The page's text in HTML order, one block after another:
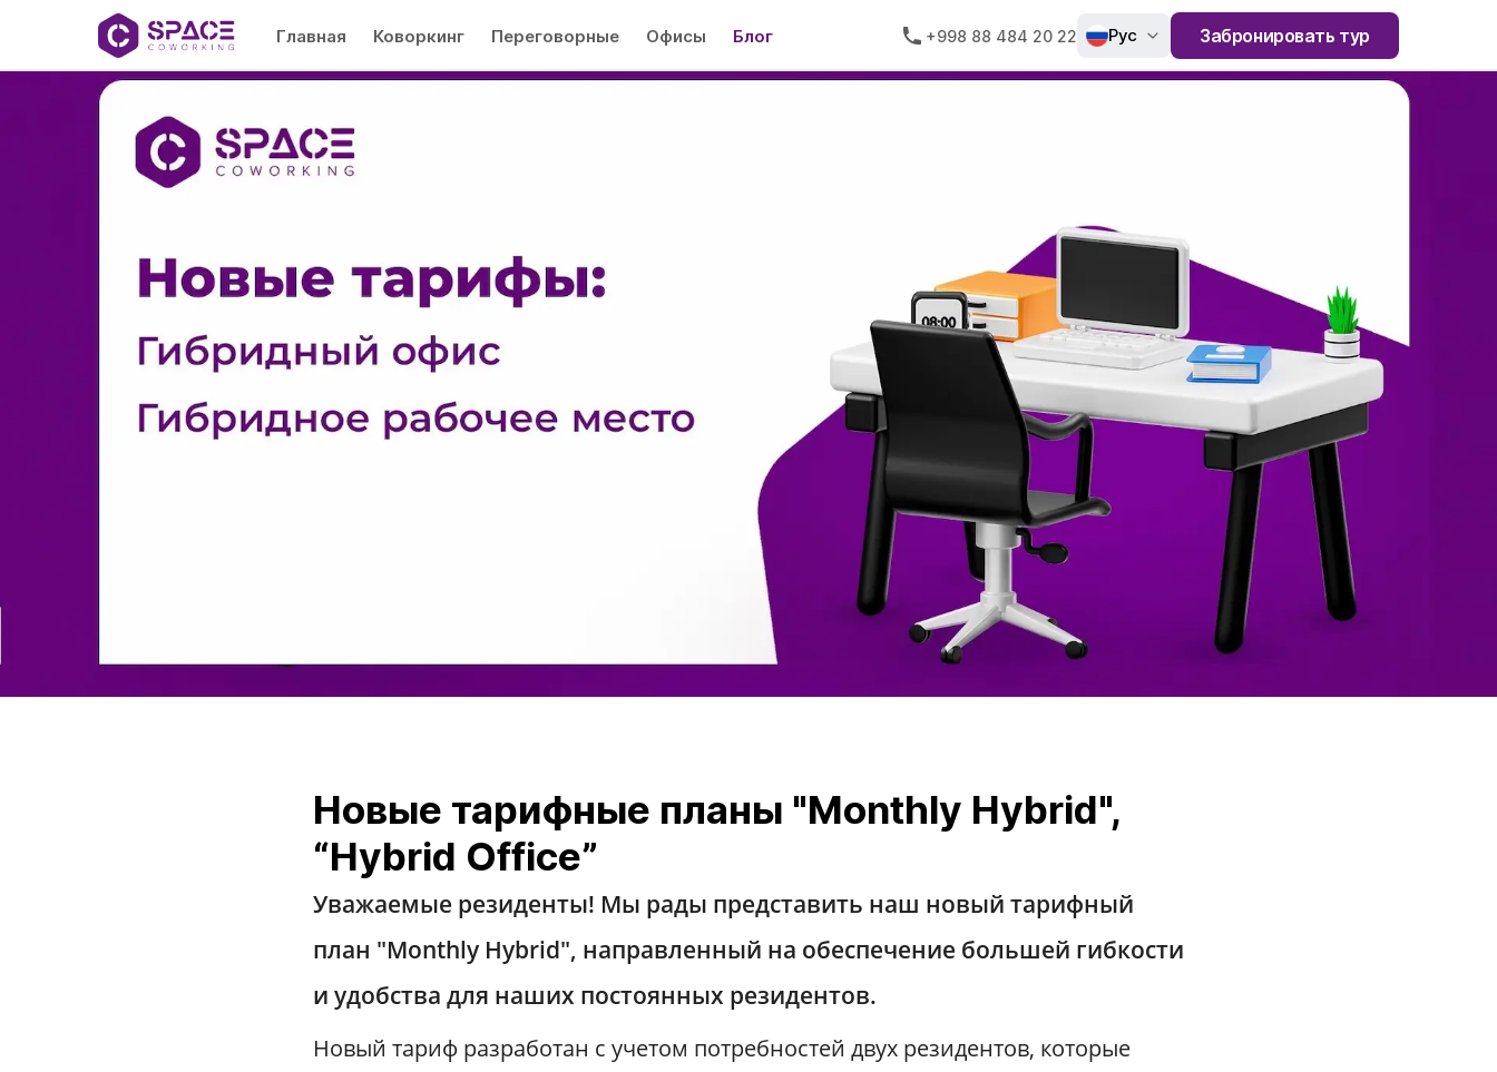
Главная Коворкинг Переговорные Офисы Блог +998 88 484 20 22 Рус Забронировать тур
Новые тарифные планы "Monthly Hybrid",
“Hybrid Office”
Уважаемые резиденты! Мы рады представить наш новый тарифный
план "Monthly Hybrid", направленный на обеспечение большей гибкости
и удобства для наших постоянных резидентов.
Новый тариф разработан с учетом потребностей двух резидентов, которые